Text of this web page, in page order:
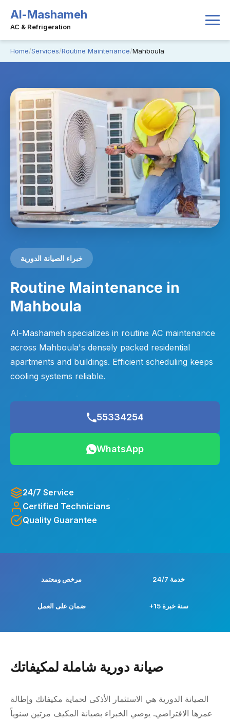
Al-Mashameh
AC & Refrigeration
Home Services Routine Maintenance Mahboula
خبراء الصيانة الدورية
Routine Maintenance in
Mahboula
Al-Mashameh specializes in routine AC maintenance
across Mahboula's densely packed residential
apartments and buildings. Efficient scheduling keeps
cooling systems reliable.
55334254
WhatsApp
24/7 Service
Certified Technicians
Quality Guarantee
مرخص ومعتمد خدمة 24/7
ضمان على العمل +15 سنة خبرة
صيانة دورية شاملة لمكيفاتك
الصيانة الدورية هي الاستثمار الأذكى لحماية مكيفاتك وإطالة
عمرها الافتراضي. يوصي الخبراء بصيانة المكيف مرتين سنوياً